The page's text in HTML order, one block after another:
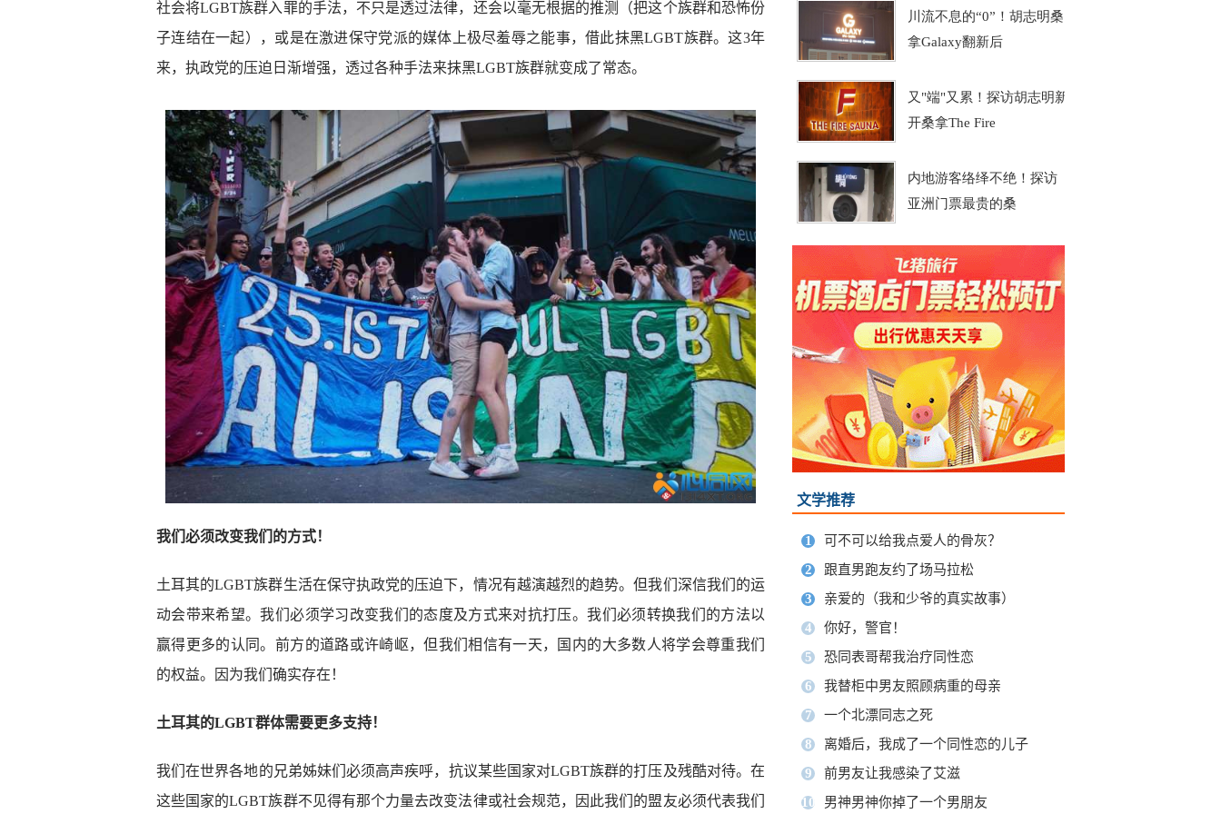
社会将LGBT族群入罪的手法，不只是透过法律，还会以毫无根据的推测（把这个族群和恐怖份
子连结在一起），或是在激进保守党派的媒体上极尽羞辱之能事，借此抹黑LGBT族群。这3年
来，执政党的压迫日渐增强，透过各种手法来抹黑LGBT族群就变成了常态。
我们必须改变我们的方式！
土耳其的LGBT族群生活在保守执政党的压迫下，情况有越演越烈的趋势。但我们深信我们的运
动会带来希望。我们必须学习改变我们的态度及方式来对抗打压。我们必须转换我们的方法以
赢得更多的认同。前方的道路或许崎岖，但我们相信有一天，国内的大多数人将学会尊重我们
的权益。因为我们确实存在！
土耳其的LGBT群体需要更多支持！
我们在世界各地的兄弟姊妹们必须高声疾呼，抗议某些国家对LGBT族群的打压及残酷对待。在
这些国家的LGBT族群不见得有那个力量去改变法律或社会规范，因此我们的盟友必须代表我们
文学推荐
1
可不可以给我点爱人的骨灰？
2
跟直男跑友约了场马拉松
3
亲爱的（我和少爷的真实故事）
4
你好，警官！
5
恐同表哥帮我治疗同性恋
6
我替柜中男友照顾病重的母亲
7
一个北漂同志之死
8
离婚后，我成了一个同性恋的儿子
9
前男友让我感染了艾滋
10
男神男神你掉了一个男朋友